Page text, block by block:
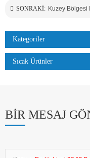
SONRAKI:
Kategoriler
Sıcak Ürünler
BIR MESAJ